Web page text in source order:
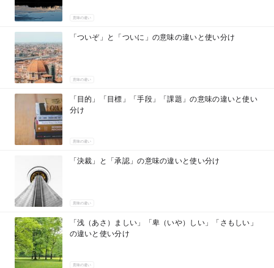
意味の違い
「ついぞ」と「ついに」の意味の違いと使い分け
意味の違い
「目的」「目標」「手段」「課題」の意味の違いと使い
分け
意味の違い
「決裁」と「承認」の意味の違いと使い分け
意味の違い
「浅（あさ）ましい」「卑（いや）しい」「さもしい」
の違いと使い分け
意味の違い